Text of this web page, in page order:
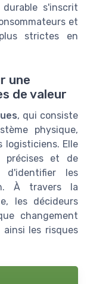
s'inscrit
et
strictes en
une
de valeur
, qui consiste
physique,
logisticiens. Elle
précises et de
les
À travers la
les décideurs
changement
les risques